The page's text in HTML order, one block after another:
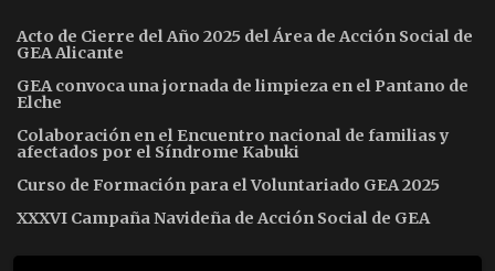
Acto de Cierre del Año 2025 del Área de Acción Social de
GEA Alicante
GEA convoca una jornada de limpieza en el Pantano de
Elche
Colaboración en el Encuentro nacional de familias y
afectados por el Síndrome Kabuki
Curso de Formación para el Voluntariado GEA 2025
XXXVI Campaña Navideña de Acción Social de GEA